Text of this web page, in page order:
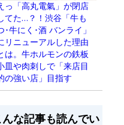
っ「高丸電氣」が閉店
てた…？！渋谷「牛も
･牛にく･酒 バンライ」
リニューアルした理由
は。牛ホルモンの鉄板
皿や肉刺しで「来店目
の強い店」目指す
な記事も読んでい